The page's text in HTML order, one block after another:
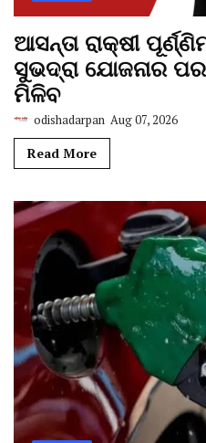
ଆସନ୍ତା ରାକ୍ଷୀ
ସୁଭଦ୍ରା ଯୋଜନାର
ମିଳିବ
odishadarpan Aug 07, 2026
Read More